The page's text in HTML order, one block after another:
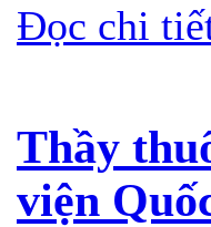
Đọc chi
Thầy
viện